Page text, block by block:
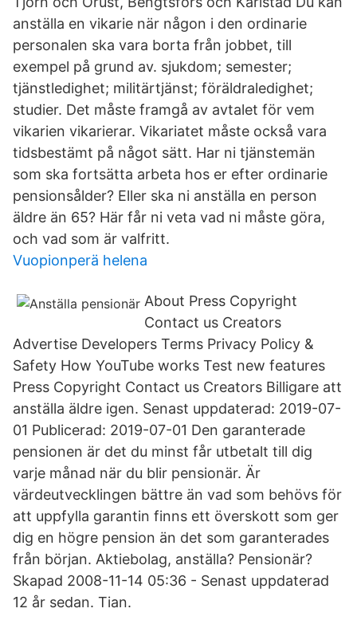
anställa en vikarie när någon i den ordinarie
personalen ska vara borta från jobbet, till
exempel på grund av. sjukdom; semester;
tjänstledighet; militärtjänst; föräldraledighet;
studier. Det måste framgå av avtalet för vem
vikarien vikarierar. Vikariatet måste också vara
tidsbestämt på något sätt. Har ni tjänstemän
som ska fortsätta arbeta hos er efter ordinarie
pensionsålder? Eller ska ni anställa en person
äldre än 65? Här får ni veta vad ni måste göra,
och vad som är valfritt.
Vuopionperä helena
About Press Copyright
Contact us Creators
Advertise Developers Terms Privacy Policy &
Safety How YouTube works Test new features
Press Copyright Contact us Creators Billigare att
anställa äldre igen. Senast uppdaterad: 2019-07-
01 Publicerad: 2019-07-01 Den garanterade
pensionen är det du minst får utbetalt till dig
varje månad när du blir pensionär. Är
värdeutvecklingen bättre än vad som behövs för
att uppfylla garantin finns ett överskott som ger
dig en högre pension än det som garanterades
från början. Aktiebolag, anställa? Pensionär?
Skapad 2008-11-14 05:36 - Senast uppdaterad
12 år sedan. Tian.